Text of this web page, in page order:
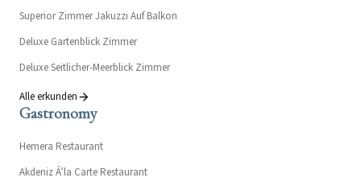
Superior Zimmer Jakuzzi Auf Balkon
Deluxe Gartenblick Zimmer
Deluxe Seitlicher-Meerblick Zimmer
Alle erkunden
Gastronomy
Hemera Restaurant
Akdeniz Á’la Carte Restaurant